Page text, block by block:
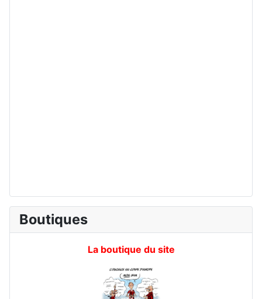
Boutiques
La boutique du site